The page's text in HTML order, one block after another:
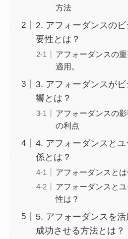
方法
2. アフォーダンスの
要性とは？
アフォーダンスの
適用。
3. アフォーダンスが
響とは？
アフォーダンスの
の利点
4. アフォーダンスと
係とは？
アフォーダンスとは
アフォーダンスと
性は？
5. アフォーダンスを
成功させる方法とは？